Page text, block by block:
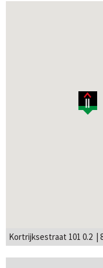
Kortrijksestraat 101 0.2 |